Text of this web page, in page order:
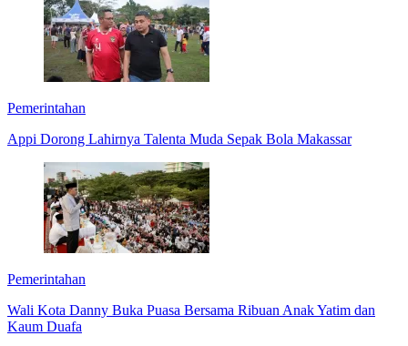
Pemerintahan
Appi Dorong Lahirnya Talenta Muda Sepak Bola Makassar
Pemerintahan
Wali Kota Danny Buka Puasa Bersama Ribuan Anak Yatim dan
Kaum Duafa